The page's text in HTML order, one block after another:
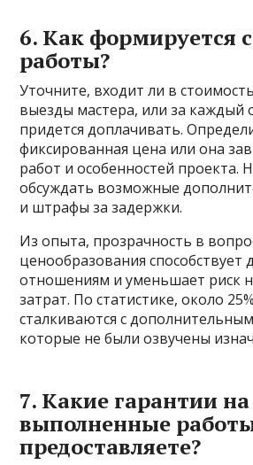
6. Как формируется
работы?
Уточните, входит ли в
выезды мастера, или за каждый
придется доплачивать.
фиксированная цена или она
работ и особенностей проекта.
обсуждать возможные
и штрафы за задержки.
Из опыта, прозрачность в
ценообразования
отношениям и уменьшает риск
затрат. По статистике, около
сталкиваются с
которые не были озвучены
7. Какие гарантии на
выполненные
предоставляете?